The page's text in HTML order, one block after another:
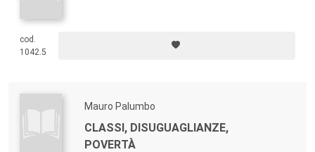
cod.
1042.5
Mauro Palumbo
CLASSI, DISUGUAGLIANZE,
POVERTÀ